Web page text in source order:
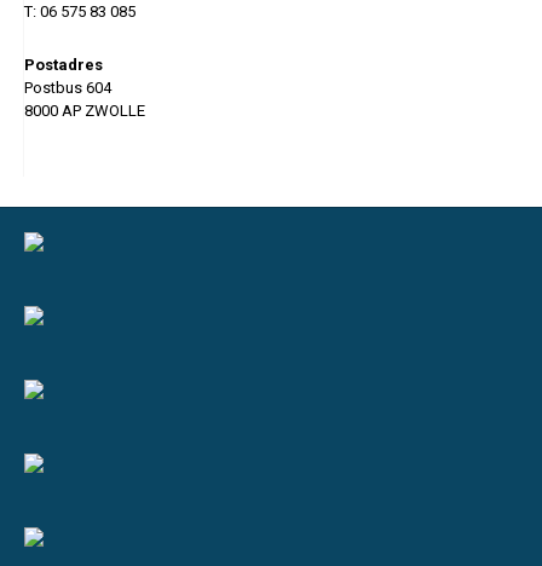
T: ‎06 575 83 085
Postadres
Postbus 604
8000 AP ZWOLLE